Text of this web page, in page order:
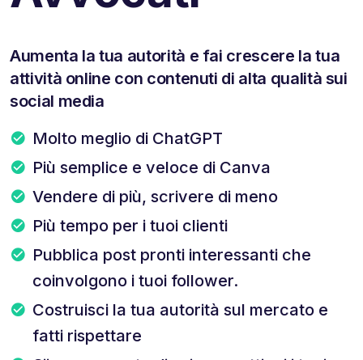
Aumenta la tua autorità e fai crescere la tua
attività online con contenuti di alta qualità sui
social media
Molto meglio di ChatGPT
Più semplice e veloce di Canva
Vendere di più, scrivere di meno
Più tempo per i tuoi clienti
Pubblica post pronti interessanti che
coinvolgono i tuoi follower.
Costruisci la tua autorità sul mercato e
fatti rispettare